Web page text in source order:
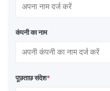
कंपनी का नाम
पूछताछ संदेश*